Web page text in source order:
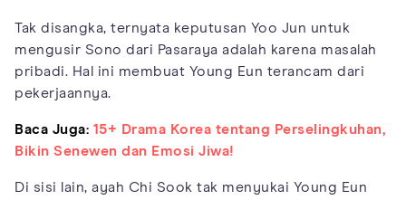
Tak disangka, ternyata keputusan Yoo Jun untuk
mengusir Sono dari Pasaraya adalah karena masalah
pribadi. Hal ini membuat Young Eun terancam dari
pekerjaannya.
Baca Juga: 15+ Drama Korea tentang Perselingkuhan,
Bikin Senewen dan Emosi Jiwa!
Di sisi lain, ayah Chi Sook tak menyukai Young Eun